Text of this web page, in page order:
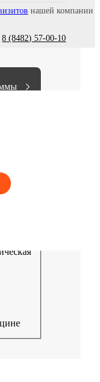
нашей компании
8 (8482) 57-00-10
помощь